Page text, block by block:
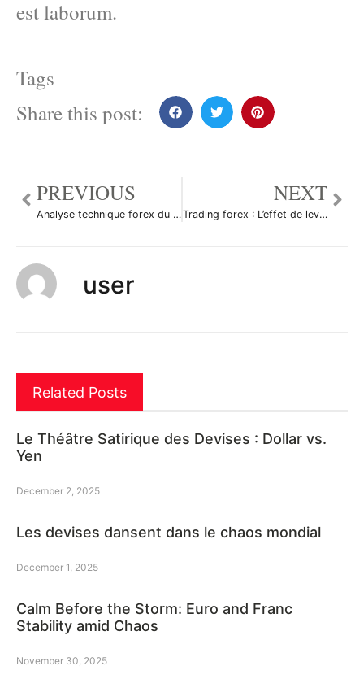
est laborum.
Tags
Share this post:
PREVIOUS
Analyse technique forex du 21/10/2014
NEXT
Trading forex : L’effet de levier
user
Related Posts
Le Théâtre Satirique des Devises : Dollar vs.
Yen
December 2, 2025
Les devises dansent dans le chaos mondial
December 1, 2025
Calm Before the Storm: Euro and Franc
Stability amid Chaos
November 30, 2025